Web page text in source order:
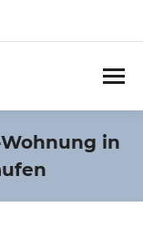
in